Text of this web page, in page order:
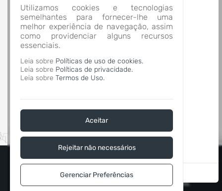
Utilizamos cookies e tecnologias
semelhantes para fornecer-lhe uma
melhor experiência de navegação, assim
como providenciar alguns recursos
essenciais.
Leia sobre Políticas de uso de cookies.
Leia sobre Políticas de privacidade.
Leia sobre Termos de Uso.
Aceitar
Rejeitar não necessários
Gerenciar Preferências
Não exibir este aviso novamente.
Abrir no Mapa
CONTATOS
08000900129
saosepe@saosepe.rs.gov.br
Segunda-feira a Sexta-feira8:30 às 11:30 - 13:30 às 16:30
2026 - IPM Sistemas Ltda. Todos os Direitos Reservados.